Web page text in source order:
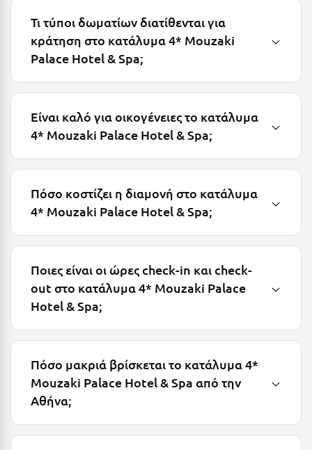
Πλύτρα Λακωνίας
Πόρος
Πόρτο Χέλι
Πρέβεζα
Πύλος
Σαλαμίνα
Σαμοθράκη
Σάμος
Σαντορίνη
Τι τύποι δωματίων διατίθενται για
κράτηση στο κατάλυμα 4* Mouzaki
Palace Hotel & Spa;
Είναι καλό για οικογένειες το κατάλυμα
4* Mouzaki Palace Hotel & Spa;
Πόσο κοστίζει η διαμονή στο κατάλυμα
4* Mouzaki Palace Hotel & Spa;
Ποιες είναι οι ώρες check-in και check-
out στο κατάλυμα 4* Mouzaki Palace
Hotel & Spa;
Πόσο μακριά βρίσκεται το κατάλυμα 4*
Mouzaki Palace Hotel & Spa από την
Αθήνα;